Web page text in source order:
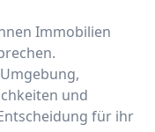
Immobilien
und
für ihr